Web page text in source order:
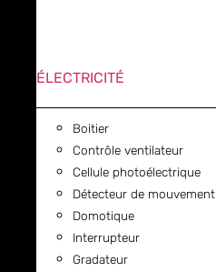
ÉLECTRICITÉ
Boitier
Contrôle ventilateur
Cellule photoélectrique
Détecteur de mouvement
Domotique
Interrupteur
Gradateur